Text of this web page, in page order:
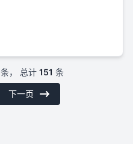
条， 总计 151 条
下一页